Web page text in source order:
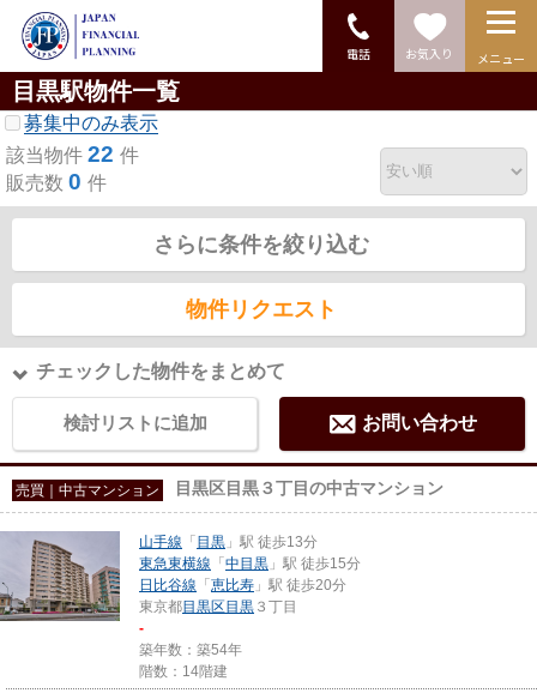
電話 お気入り メニュー
目黒駅物件一覧
募集中のみ表示
該当物件 22 件
販売数 0 件
さらに条件を絞り込む
物件リクエスト
チェックした物件をまとめて
検討リストに追加 お問い合わせ
売買｜中古マンション 目黒区目黒３丁目の中古マンション
山手線 「目黒 」駅 徒歩13分
東急東横線 「中目黒 」駅 徒歩15分
日比谷線 「恵比寿 」駅 徒歩20分
東京都目黒区目黒 ３丁目
-
築年数：築54年
階数：14階建